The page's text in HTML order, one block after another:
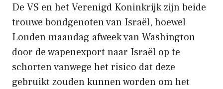
De VS en het Verenigd Koninkrijk zijn beide
trouwe bondgenoten van Israël, hoewel
Londen maandag afweek van Washington
door de wapenexport naar Israël op te
schorten vanwege het risico dat deze
gebruikt zouden kunnen worden om het